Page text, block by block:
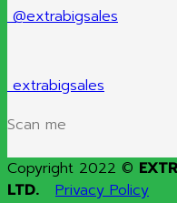
@extrabigsales
extrabigsales
Scan me
Copyright 2022 ©
LTD.
Privacy Policy